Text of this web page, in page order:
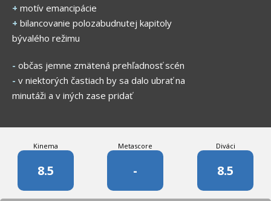
+ motív emancipácie
+ bilancovanie polozabudnutej kapitoly
bývalého režimu
- občas jemne zmätená prehľadnosť scén
- v niektorých častiach by sa dalo ubrať na
minutáži a v iných zase pridať
Kinema
8.5
Metascore
-
Diváci
8.5